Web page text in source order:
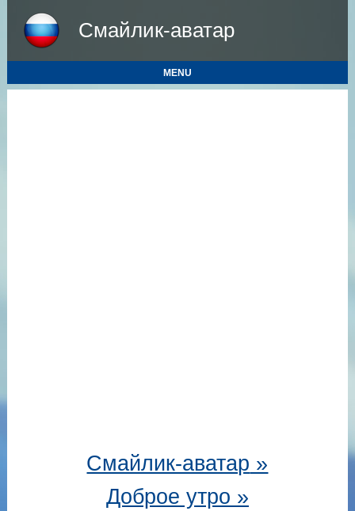
Смайлик-аватар
MENU
Смайлик-аватар »
Доброе утро »